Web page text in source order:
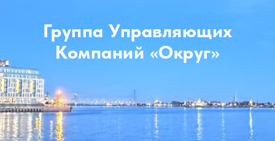
Группа Управляющих
Компаний «Округ»